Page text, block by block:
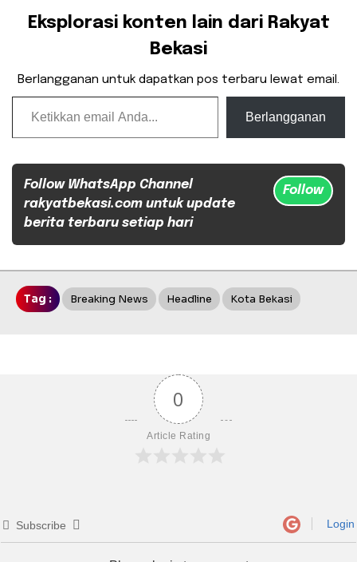
Eksplorasi konten lain dari Rakyat
Bekasi
Berlangganan untuk dapatkan pos terbaru lewat email.
Ketikkan email Anda...
Berlangganan
Follow WhatsApp Channel
rakyatbekasi.com untuk update
berita terbaru setiap hari
Follow
Tag : Breaking News Headline Kota Bekasi
0
Article Rating
Subscribe Login